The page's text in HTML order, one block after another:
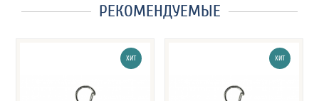
РЕКОМЕНДУЕМЫЕ
ХИТ ХИТ